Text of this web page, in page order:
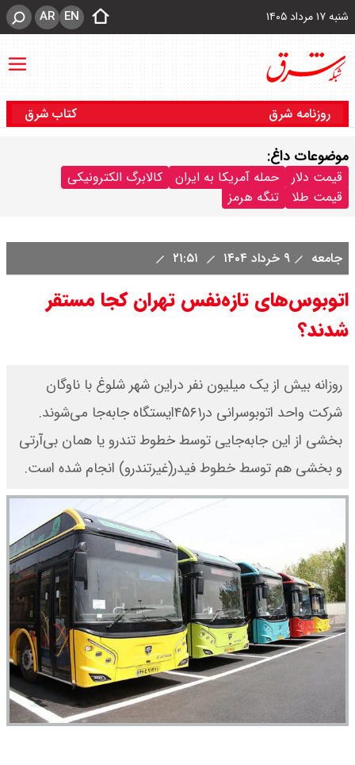
شنبه ۱۷ مرداد ۱۴۰۵ EN
AR
روزنامه شرق کتاب شرق
موضوعات داغ:
قیمت دلار حمله آمریکا به ایران
کالابرگ الکترونیکی
قیمت طلا
تنگه هرمز
جامعه ۹ خرداد ۱۴۰۴
اتوبوس‌های تازه‌نفس تهران کجا مستقر
شدند؟
روزانه بیش از یک میلیون نفر دراین شهر شلوغ با ناوگان
شرکت واحد اتوبوسرانی در۴۵۶۱ایستگاه جابه‌جا می‌شوند.
بخشی از این جابه‌جایی توسط خطوط تندرو یا همان بی‌آرتی
و بخشی هم توسط خطوط فیدر(غیرتندرو) انجام شده است.